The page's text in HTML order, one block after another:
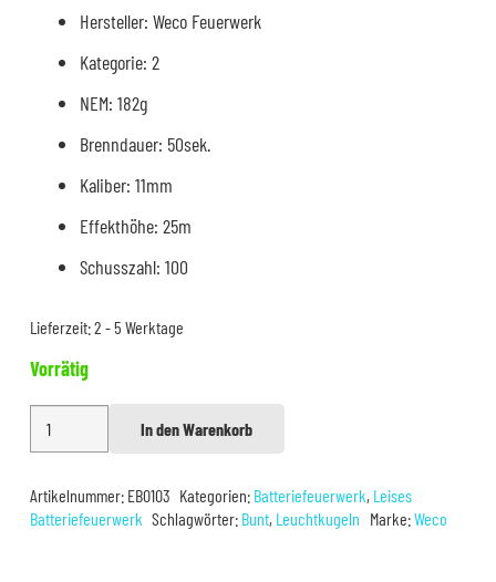
Hersteller: Weco Feuerwerk
Kategorie: 2
NEM: 182g
Brenndauer: 50sek.
Kaliber: 11mm
Effekthöhe: 25m
Schusszahl: 100
Lieferzeit:2 - 5 Werktage
Vorrätig
Weco
Rockn
(Leise)
In den Warenkorb
Alternative:
Artikelnummer: EB0103 Kategorien: Batteriefeuerwerk, Leises
Batteriefeuerwerk Schlagwörter: Bunt, Leuchtkugeln Marke:Weco